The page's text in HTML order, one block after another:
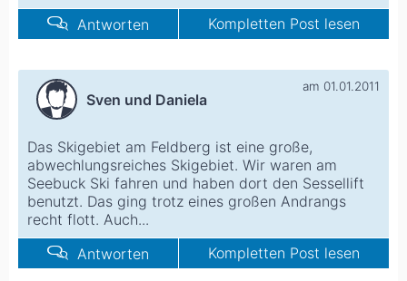
Antworten
Kompletten Post lesen
Sven und Daniela
am 01.01.2011
Das Skigebiet am Feldberg ist eine große,
abwechlungsreiches Skigebiet. Wir waren am
Seebuck Ski fahren und haben dort den Sessellift
benutzt. Das ging trotz eines großen Andrangs
recht flott. Auch...
Antworten
Kompletten Post lesen